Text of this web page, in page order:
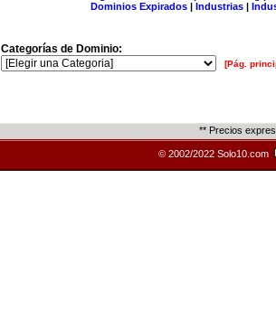
Dominios Expirados | Industrias |
Categorías de Dominio:
[Pág.
** Precios
© 2002/2022 Solo10.com